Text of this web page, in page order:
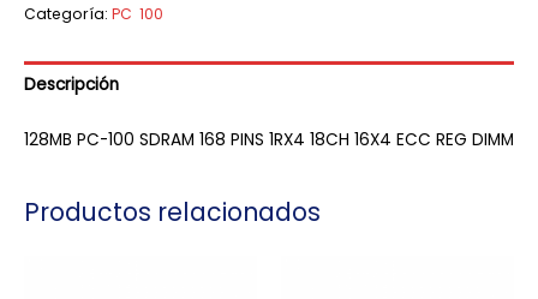
Categoría: PC 100
Descripción
128MB PC-100 SDRAM 168 PINS 1RX4 18CH 16X4 ECC REG DIMM
Productos relacionados